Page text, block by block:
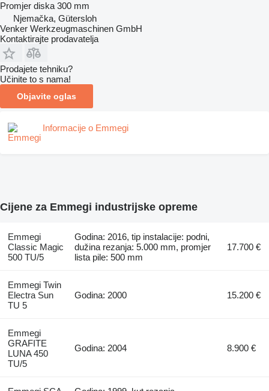
Promjer diska 300 mm
Njemačka, Gütersloh
Venker Werkzeugmaschinen GmbH
Kontaktirajte prodavatelja
Prodajete tehniku?
Učinite to s nama!
Objavite oglas
Informacije o Emmegi
Cijene za Emmegi industrijske opreme
Emmegi
Classic Magic
500 TU/5
Godina: 2016, tip instalacije: podni,
dužina rezanja: 5.000 mm, promjer
lista pile: 500 mm
17.700 €
Emmegi Twin
Electra Sun
TU 5
Godina: 2000 15.200 €
Emmegi
GRAFITE
LUNA 450
TU/5
Godina: 2004 8.900 €